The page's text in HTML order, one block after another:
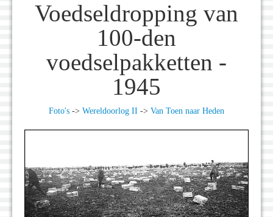
Voedseldropping van
100-den
voedselpakketten -
1945
Foto's -> Wereldoorlog II -> Van Toen naar Heden